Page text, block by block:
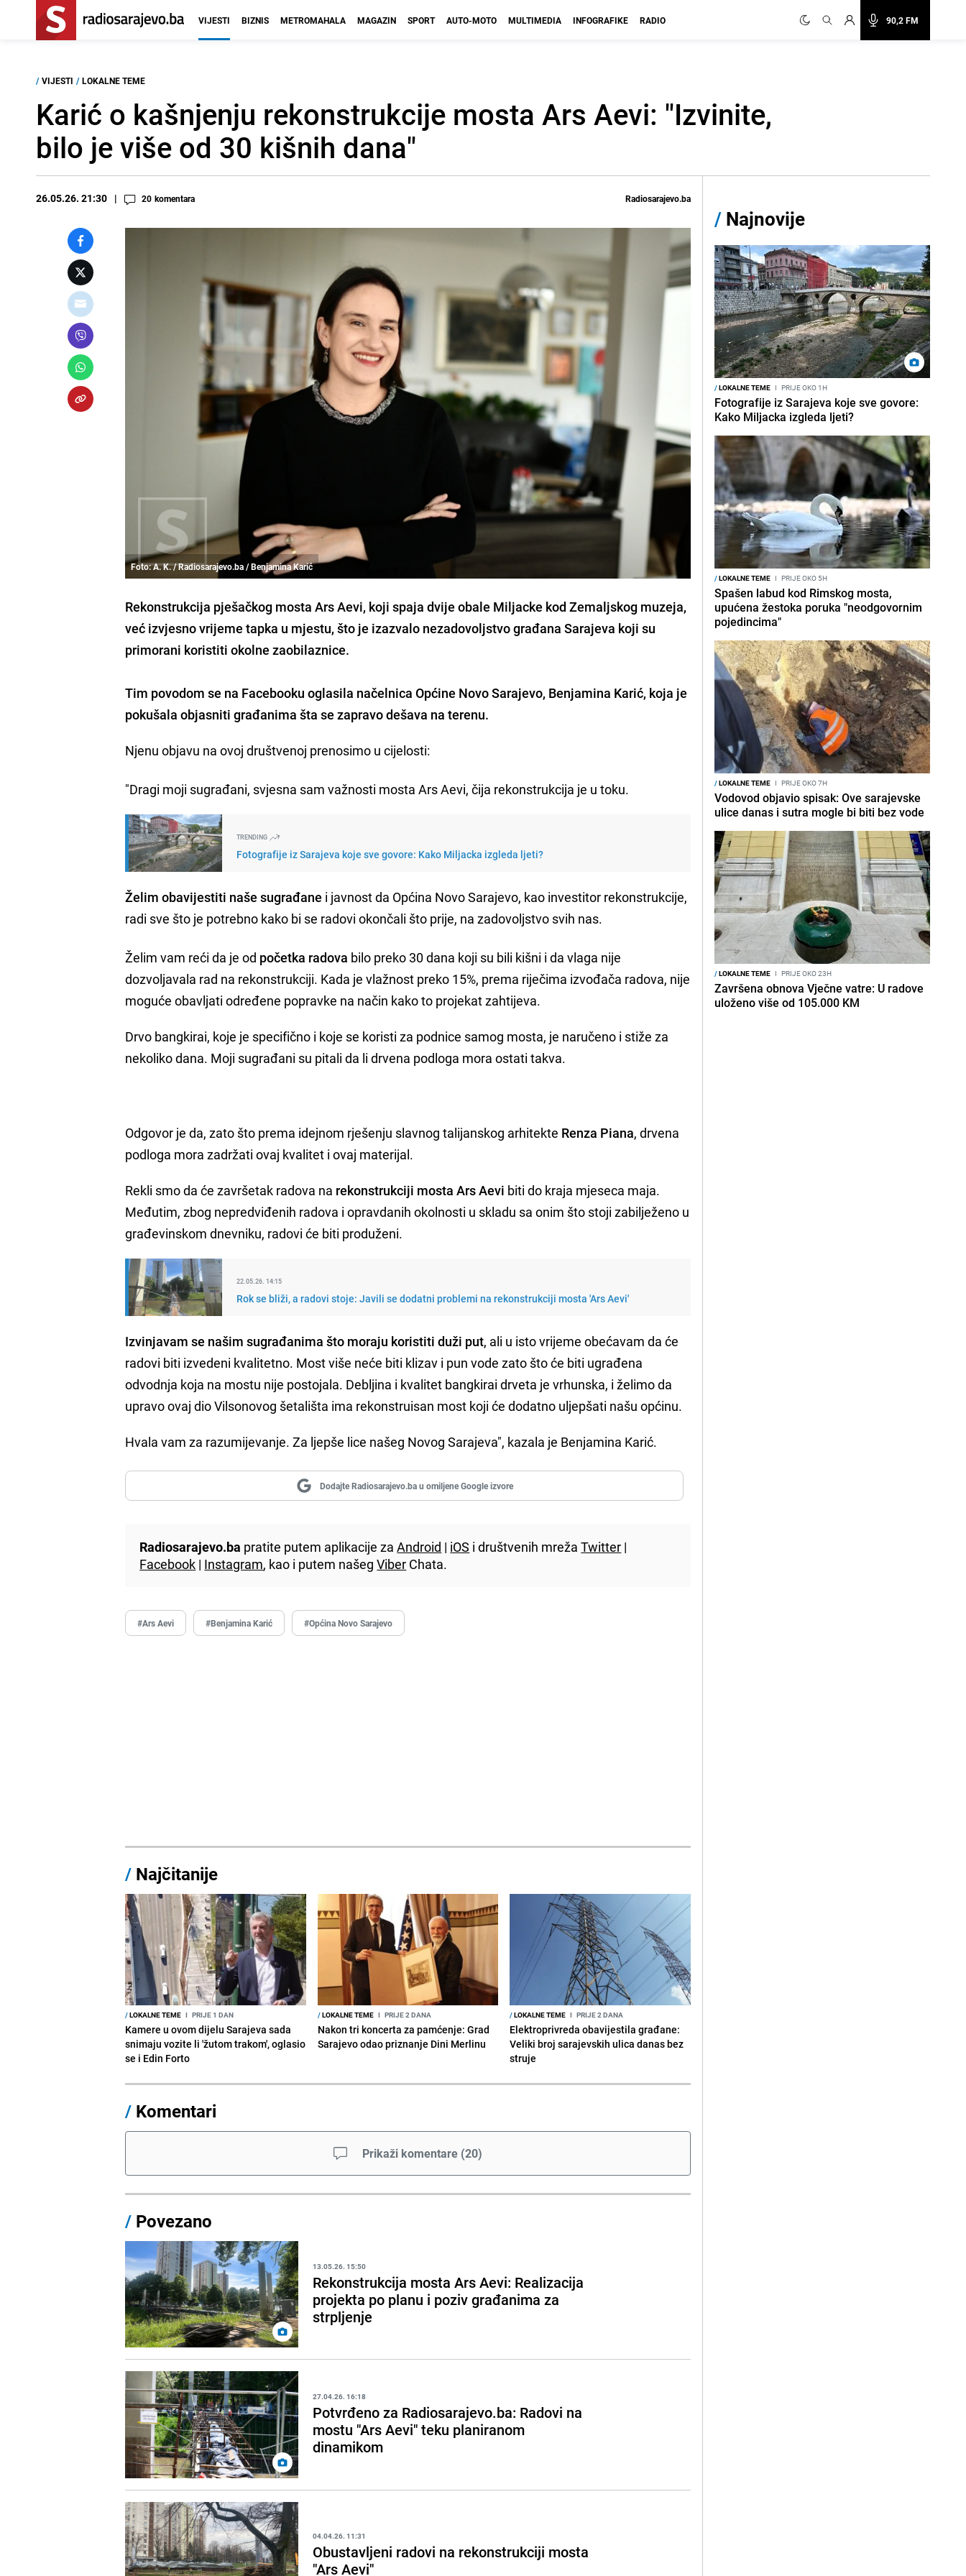
90,2 FM
VIJESTI BIZNIS METROMAHALA MAGAZIN SPORT AUTO-MOTO MULTIMEDIA INFOGRAFIKE RADIO
/ VIJESTI / LOKALNE TEME
Karić o kašnjenju rekonstrukcije mosta Ars Aevi: "Izvinite,
bilo je više od 30 kišnih dana"
26.05.26. 21:30 20 komentara Radiosarajevo.ba
Foto: A. K. / Radiosarajevo.ba / Benjamina Karić
Rekonstrukcija pješačkog mosta Ars Aevi, koji spaja dvije obale Miljacke kod Zemaljskog muzeja,
već izvjesno vrijeme tapka u mjestu, što je izazvalo nezadovoljstvo građana Sarajeva koji su
primorani koristiti okolne zaobilaznice.
Tim povodom se na Facebooku oglasila načelnica Općine Novo Sarajevo, Benjamina Karić, koja je
pokušala objasniti građanima šta se zapravo dešava na terenu.
Njenu objavu na ovoj društvenoj prenosimo u cijelosti:
"Dragi moji sugrađani, svjesna sam važnosti mosta Ars Aevi, čija rekonstrukcija je u toku.
TRENDING
Fotografije iz Sarajeva koje sve govore: Kako Miljacka izgleda ljeti?
Želim obavijestiti naše sugrađane i javnost da Općina Novo Sarajevo, kao investitor rekonstrukcije,
radi sve što je potrebno kako bi se radovi okončali što prije, na zadovoljstvo svih nas.
Želim vam reći da je od početka radova bilo preko 30 dana koji su bili kišni i da vlaga nije
dozvoljavala rad na rekonstrukciji. Kada je vlažnost preko 15%, prema riječima izvođača radova, nije
moguće obavljati određene popravke na način kako to projekat zahtijeva.
Drvo bangkirai, koje je specifično i koje se koristi za podnice samog mosta, je naručeno i stiže za
nekoliko dana. Moji sugrađani su pitali da li drvena podloga mora ostati takva.
Odgovor je da, zato što prema idejnom rješenju slavnog talijanskog arhitekte Renza Piana, drvena
podloga mora zadržati ovaj kvalitet i ovaj materijal.
Rekli smo da će završetak radova na rekonstrukciji mosta Ars Aevi biti do kraja mjeseca maja.
Međutim, zbog nepredviđenih radova i opravdanih okolnosti u skladu sa onim što stoji zabilježeno u
građevinskom dnevniku, radovi će biti produženi.
22.05.26. 14:15
Rok se bliži, a radovi stoje: Javili se dodatni problemi na rekonstrukciji mosta 'Ars Aevi'
Izvinjavam se našim sugrađanima što moraju koristiti duži put, ali u isto vrijeme obećavam da će
radovi biti izvedeni kvalitetno. Most više neće biti klizav i pun vode zato što će biti ugrađena
odvodnja koja na mostu nije postojala. Debljina i kvalitet bangkirai drveta je vrhunska, i želimo da
upravo ovaj dio Vilsonovog šetališta ima rekonstruisan most koji će dodatno uljepšati našu općinu.
Hvala vam za razumijevanje. Za ljepše lice našeg Novog Sarajeva", kazala je Benjamina Karić.
Dodajte Radiosarajevo.ba u omiljene Google izvore
Radiosarajevo.ba pratite putem aplikacije zaAndroid | iOS i društvenih mrežaTwitter |
Facebook | Instagram, kao i putem našegViber Chata.
#Ars Aevi #Benjamina Karić #Općina Novo Sarajevo
/ Najčitanije
/LOKALNE TEME I PRIJE 1 DAN
Kamere u ovom dijelu Sarajeva sada
snimaju vozite li 'žutom trakom', oglasio
se i Edin Forto
/LOKALNE TEME I PRIJE 2 DANA
Nakon tri koncerta za pamćenje: Grad
Sarajevo odao priznanje Dini Merlinu
/LOKALNE TEME I PRIJE 2 DANA
Elektroprivreda obavijestila građane:
Veliki broj sarajevskih ulica danas bez
struje
/ Komentari
Prikaži komentare (20)
/ Povezano
13.05.26. 15:50
Rekonstrukcija mosta Ars Aevi: Realizacija
projekta po planu i poziv građanima za
strpljenje
27.04.26. 16:18
Potvrđeno za Radiosarajevo.ba: Radovi na
mostu "Ars Aevi" teku planiranom
dinamikom
04.04.26. 11:31
Obustavljeni radovi na rekonstrukciji mosta
"Ars Aevi"
/ Najnovije
/LOKALNE TEME I PRIJE OKO 1H
Fotografije iz Sarajeva koje sve govore:
Kako Miljacka izgleda ljeti?
/LOKALNE TEME I PRIJE OKO 5H
Spašen labud kod Rimskog mosta,
upućena žestoka poruka "neodgovornim
pojedincima"
/LOKALNE TEME I PRIJE OKO 7H
Vodovod objavio spisak: Ove sarajevske
ulice danas i sutra mogle bi biti bez vode
/LOKALNE TEME I PRIJE OKO 23H
Završena obnova Vječne vatre: U radove
uloženo više od 105.000 KM